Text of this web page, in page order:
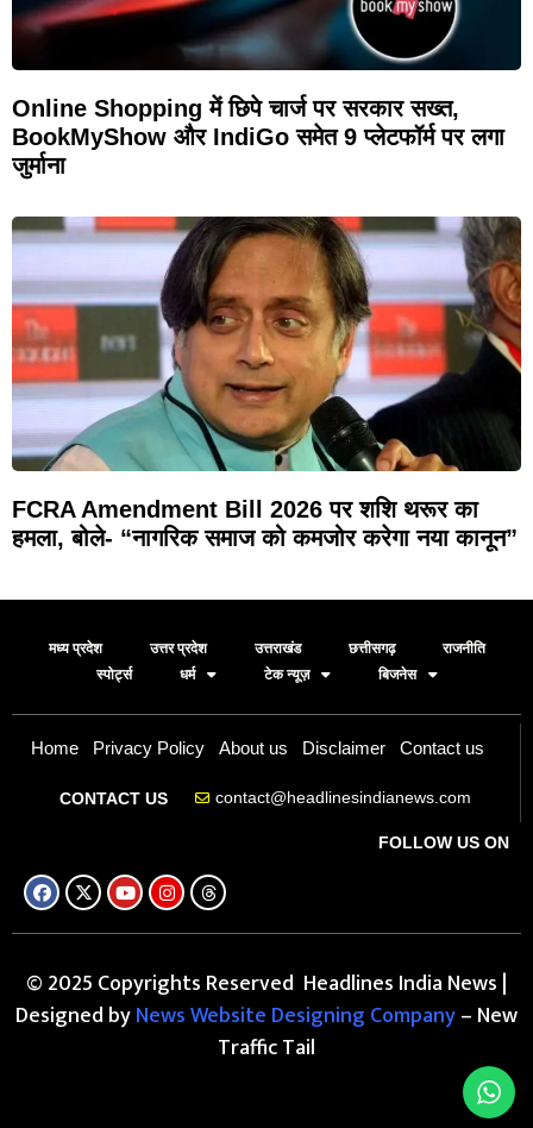
Online Shopping में छिपे चार्ज पर सरकार सख्त,
BookMyShow और IndiGo समेत 9 प्लेटफॉर्म पर लगा
जुर्माना
FCRA Amendment Bill 2026 पर शशि थरूर का
हमला, बोले- “नागरिक समाज को कमजोर करेगा नया कानून”
मध्य प्रदेश उत्तर प्रदेश उत्तराखंड छत्तीसगढ़
राजनीति
स्पोर्ट्स
धर्म टेक न्यूज़ बिजनेस
Home Privacy Policy About us Disclaimer Contact us
CONTACT US contact@headlinesindianews.com
FOLLOW US ON
© 2025 Copyrights Reserved Headlines India News |
Designed byNews Website Designing Company– New
Traffic Tail